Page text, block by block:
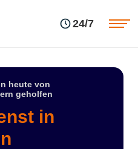
24/7
heute von
geholfen
in